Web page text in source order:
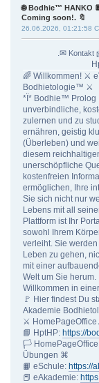
🌐 Bodhie™ HANKO
Coming soon!. 🔖
26.06.2026, 01:21:58
.✉ Kontakt
🌈 Willkommen! ⚔
Bodhietologie™ ⚔
*Ï* Bodhie™ Prolog
unverbindliche,
zulernen und zu
ernähren, geistig
(Überleben) und
diesem
unerschöpfliche
kostenfreien
ermöglichen, Ihre
Sie sich nicht nur
Lebens mit all
Plattform ist Ihr
sowohl Ihrem
verleiht. Sie
Leben zu gehen,
mit einer
Welt um Sie herum.
Willkommen in
🚩 Hier findest Du
Akademie
⚔
📘 HptHP: https://
🏳 HomePageOffice
Übungen ⌘
📙 eSchule: https://
📕 eAkademie: